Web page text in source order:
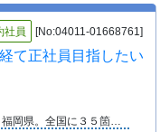
社員 [No:04011-01668761]
て正社員目指したい
本社東京都、福岡県。全国に３５箇所の拠点が有り、冷凍車の保有台数は日本一の食品総合物流企業です。